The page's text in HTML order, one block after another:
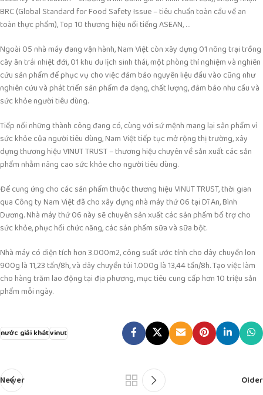
BRC (Global Standard for Food Safety Issue – tiêu chuẩn toàn cầu về an
toàn thực phẩm), Top 10 thương hiệu nổi tiếng ASEAN, …
Ngoài 05 nhà máy đang vận hành, Nam Việt còn xây dựng 01 nông trại trồng
cây ăn trái nhiệt đới, 01 khu du lịch sinh thái, một phòng thí nghiệm và nghiên
cứu sản phẩm để phục vụ cho việc đảm bảo nguyên liệu đầu vào cũng như
nghiên cứu và phát triển sản phẩm đa dạng, chất lượng, đảm bảo nhu cầu và
sức khỏe người tiêu dùng.
Tiếp nối những thành công đang có, cùng với sứ mệnh mang lại sản phẩm vì
sức khỏe của người tiêu dùng, Nam Việt tiếp tục mở rộng thị trường, xây
dựng thương hiệu VINUT TRUST – thương hiệu chuyên về sản xuất các sản
phẩm nhằm nâng cao sức khỏe cho người tiêu dùng.
Để cung ứng cho các sản phẩm thuộc thương hiệu VINUT TRUST, thời gian
qua Công ty Nam Việt đã cho xây dựng nhà máy thứ 06 tại Dĩ An, Bình
Dương. Nhà máy thứ 06 này sẽ chuyên sản xuất các sản phẩm bổ trợ cho
sức khỏe, phục hồi chức năng, các sản phẩm sữa và sữa bột.
Nhà máy có diện tích hơn 3.000m2, công suất ước tính cho dây chuyền lon
900g là 11,23 tấn/8h, và dây chuyền túi 1.000g là 13,44 tấn/8h. Tạo việc làm
cho hàng trăm lao động tại địa phương, mục tiêu cung cấp hơn 10 triệu sản
phẩm mỗi ngày.
nước giải khátvinut
Newer Older